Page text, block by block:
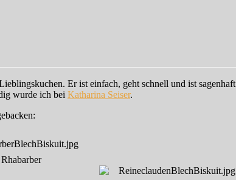
Er ist einfach, geht schnell und ist
wurde ich bei Katharina Seiser.
Rhabarber